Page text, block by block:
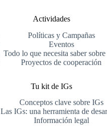
Actividades
Políticas y Campañas
Eventos
Todo lo que necesita saber
Proyectos de cooperación
Tu kit de IGs
Conceptos clave sobre IGs
Las IGs: una herramienta de
Información legal